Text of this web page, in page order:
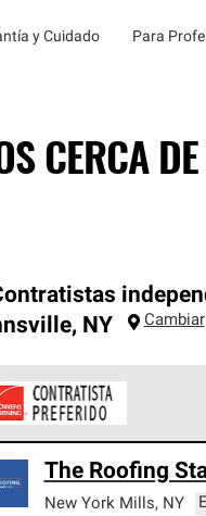
y Cuidado Para
CERCA DE
, NY Cambiar
con altos
The Roofing
New York Mills, NY